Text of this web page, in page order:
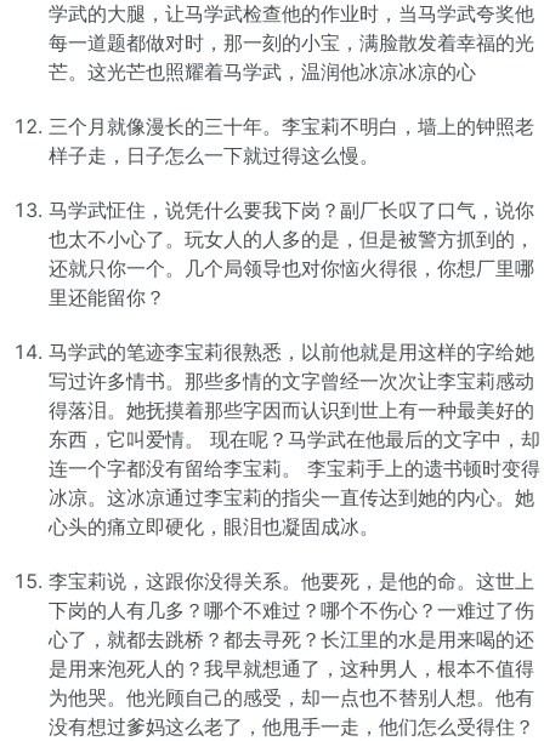
学武的大腿，让马学武检查他的作业时，当马学武夸奖他
每一道题都做对时，那一刻的小宝，满脸散发着幸福的光
芒。这光芒也照耀着马学武，温润他冰凉冰凉的心
三个月就像漫长的三十年。李宝莉不明白，墙上的钟照老
样子走，日子怎么一下就过得这么慢。
马学武怔住，说凭什么要我下岗？副厂长叹了口气，说你
也太不小心了。玩女人的人多的是，但是被警方抓到的，
还就只你一个。几个局领导也对你恼火得很，你想厂里哪
里还能留你？
马学武的笔迹李宝莉很熟悉，以前他就是用这样的字给她
写过许多情书。那些多情的文字曾经一次次让李宝莉感动
得落泪。她抚摸着那些字因而认识到世上有一种最美好的
东西，它叫爱情。 现在呢？马学武在他最后的文字中，却
连一个字都没有留给李宝莉。 李宝莉手上的遗书顿时变得
冰凉。这冰凉通过李宝莉的指尖一直传达到她的内心。她
心头的痛立即硬化，眼泪也凝固成冰。
李宝莉说，这跟你没得关系。他要死，是他的命。这世上
下岗的人有几多？哪个不难过？哪个不伤心？一难过了伤
心了，就都去跳桥？都去寻死？长江里的水是用来喝的还
是用来泡死人的？我早就想通了，这种男人，根本不值得
为他哭。他光顾自己的感受，却一点也不替别人想。他有
没有想过爹妈这么老了，他甩手一走，他们怎么受得住？